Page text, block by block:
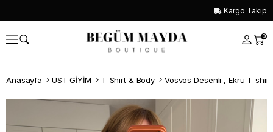
Kargo Takip
0
Anasayfa ÜST GİYİM T-Shirt & Body Vosvos Desenli , Ekru T-shirt
Whatsapp İle Sipariş ver